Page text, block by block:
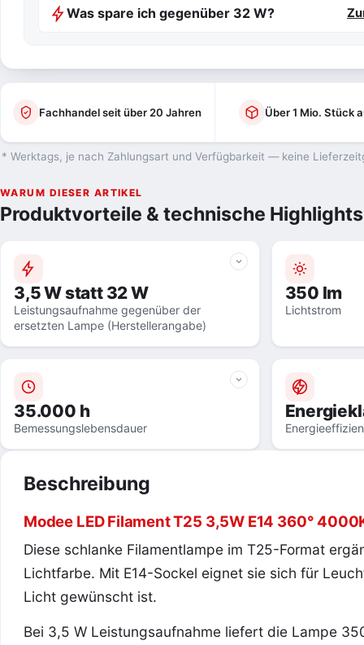
Was spare ich gegenüber 32 W?
Fachhandel seit über 20 Jahren Über 1 Mio. Stück
* Werktags, je nach Zahlungsart und Verfügbarkeit — keine
WARUM DIESER ARTIKEL
Produktvorteile & technische Highlights
3,5 W statt 32 W
Leistungsaufnahme gegenüber der
ersetzten Lampe (Herstellerangabe)
350 lm
Lichtstrom
35.000 h
Bemessungslebensdauer
Beschreibung
Modee LED Filament T25 3,5W E14 360°
Diese schlanke Filamentlampe im T25-Format
Lichtfarbe. Mit E14-Sockel eignet sie sich für
Licht gewünscht ist.
Bei 3,5 W Leistungsaufnahme liefert die Lampe